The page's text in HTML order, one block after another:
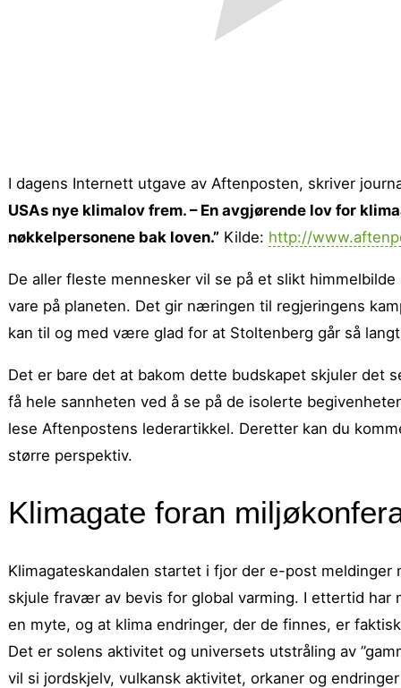
I dagens Internett utgave av Aftenposten, skriver
USAs nye klimalov frem. – En avgjørende lov for
nøkkelpersonene bak loven.” Kilde: http://
De aller fleste mennesker vil se på et slikt
vare på planeten. Det gir næringen til regjeringens
kan til og med være glad for at Stoltenberg går så
Det er bare det at bakom dette budskapet skjuler det
få hele sannheten ved å se på de isolerte
lese Aftenpostens lederartikkel. Deretter kan du
større perspektiv.
Klimagate foran
Klimagateskandalen startet i fjor der e-post
skjule fravær av bevis for global varming. I ettertid har
en myte, og at klima endringer, der de finnes, er
Det er solens aktivitet og universets utstråling av
vil si jordskjelv, vulkansk aktivitet, orkaner og endringer